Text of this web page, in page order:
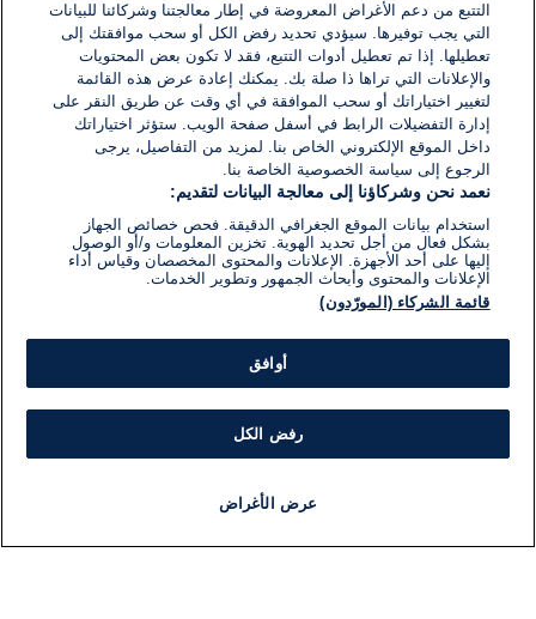
التتبع من دعم الأغراض المعروضة في إطار معالجتنا وشركائنا للبيانات
التي يجب توفيرها. سيؤدي تحديد رفض الكل أو سحب موافقتك إلى
تعطيلها. إذا تم تعطيل أدوات التتبع، فقد لا تكون بعض المحتويات
والإعلانات التي تراها ذا صلة بك. يمكنك إعادة عرض هذه القائمة
لتغيير اختياراتك أو سحب الموافقة في أي وقت عن طريق النقر على
إدارة التفضيلات الرابط في أسفل صفحة الويب. ستؤثر اختياراتك
داخل الموقع الإلكتروني الخاص بنا. لمزيد من التفاصيل، يرجى
الرجوع إلى سياسة الخصوصية الخاصة بنا.
نعمد نحن وشركاؤنا إلى معالجة البيانات لتقديم:
استخدام بيانات الموقع الجغرافي الدقيقة. فحص خصائص الجهاز
بشكل فعال من أجل تحديد الهوية. تخزين المعلومات و/أو الوصول
إليها على أحد الأجهزة. الإعلانات والمحتوى المخصصان وقياس أداء
الإعلانات والمحتوى وأبحاث الجمهور وتطوير الخدمات.
قائمة الشركاء (المورّدون)
أوافق
رفض الكل
عرض الأغراض